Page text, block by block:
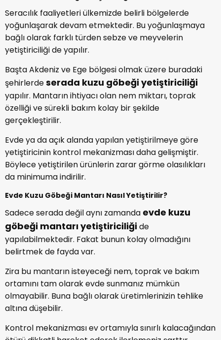
Seracılık faaliyetleri ülkemizde belirli bölgelerde
yoğunlaşarak devam etmektedir. Bu yoğunlaşmaya
bağlı olarak farklı türden sebze ve meyvelerin
yetiştiriciliği de yapılır.
Başta Akdeniz ve Ege bölgesi olmak üzere buradaki
şehirlerdeserada kuzu göbeği yetiştiriciliği
yapılır. Mantarın ihtiyacı olan nem miktarı, toprak
özelliği ve sürekli bakım kolay bir şekilde
gerçekleştirilir.
Evde ya da açık alanda yapılan yetiştirilmeye göre
yetiştiricinin kontrol mekanizması daha gelişmiştir.
Böylece yetiştirilen ürünlerin zarar görme olasılıkları
da minimuma indirilir.
Evde Kuzu Göbeği Mantarı Nasıl Yetiştirilir?
Sadece serada değil aynı zamanda evde kuzu
göbeği mantarı yetiştiriciliğide
yapılabilmektedir. Fakat bunun kolay olmadığını
belirtmek de fayda var.
Zira bu mantarın isteyeceği nem, toprak ve bakım
ortamını tam olarak evde sunmanız mümkün
olmayabilir. Buna bağlı olarak üretimlerinizin tehlike
altına düşebilir.
Kontrol mekanizması ev ortamıyla sınırlı kalacağından